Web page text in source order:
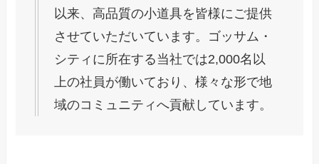
以来、高品質の小道具を皆様にご提供
させていただいています。ゴッサム・
シティに所在する当社では2,000名以
上の社員が働いており、様々な形で地
域のコミュニティへ貢献しています。